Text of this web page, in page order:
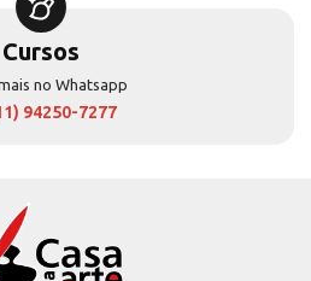
Cursos
no Whatsapp
94250-7277